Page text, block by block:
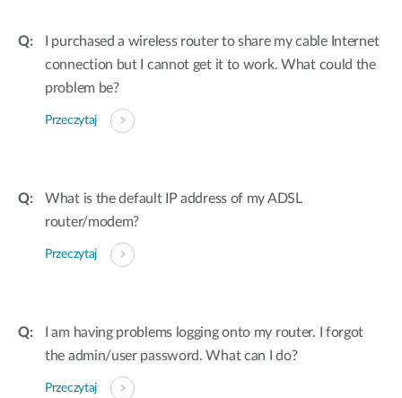
I purchased a wireless router to share my cable Internet
connection but I cannot get it to work. What could the
problem be?
Przeczytaj
What is the default IP address of my ADSL
router/modem?
Przeczytaj
I am having problems logging onto my router. I forgot
the admin/user password. What can I do?
Przeczytaj